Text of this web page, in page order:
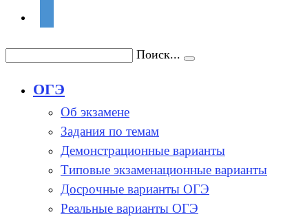
Поиск...
ОГЭ
Об экзамене
Задания по темам
Демонстрационные варианты
Типовые экзаменационные варианты
Досрочные варианты ОГЭ
Реальные варианты ОГЭ